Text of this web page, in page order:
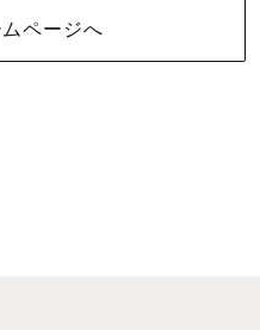
ページへ